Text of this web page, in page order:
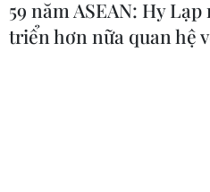
Tàu chở hàng của Thổ Nhĩ
59 năm ASEAN: Hy
triển hơn nữa quan hệ